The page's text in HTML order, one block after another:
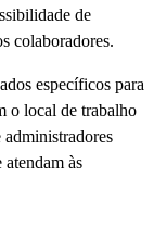
de
colaboradores.
específicos para
o local de trabalho
administradores
atendam às